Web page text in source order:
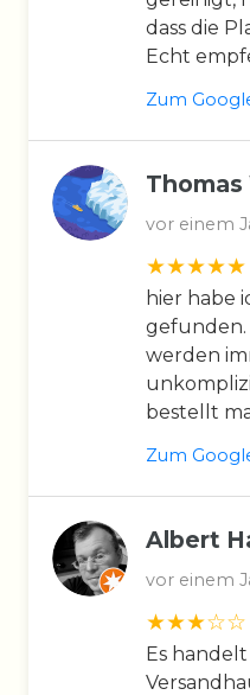
dass die
Echt
Zum
vor einem
hier habe
gefunden.
werden
bestellt
Zum
Albert
vor einem
Es